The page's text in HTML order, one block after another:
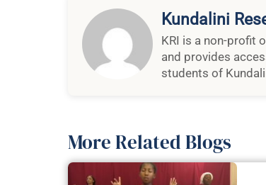
Kundalini
KRI is a non-profit
and provides
students of
More Related Blogs